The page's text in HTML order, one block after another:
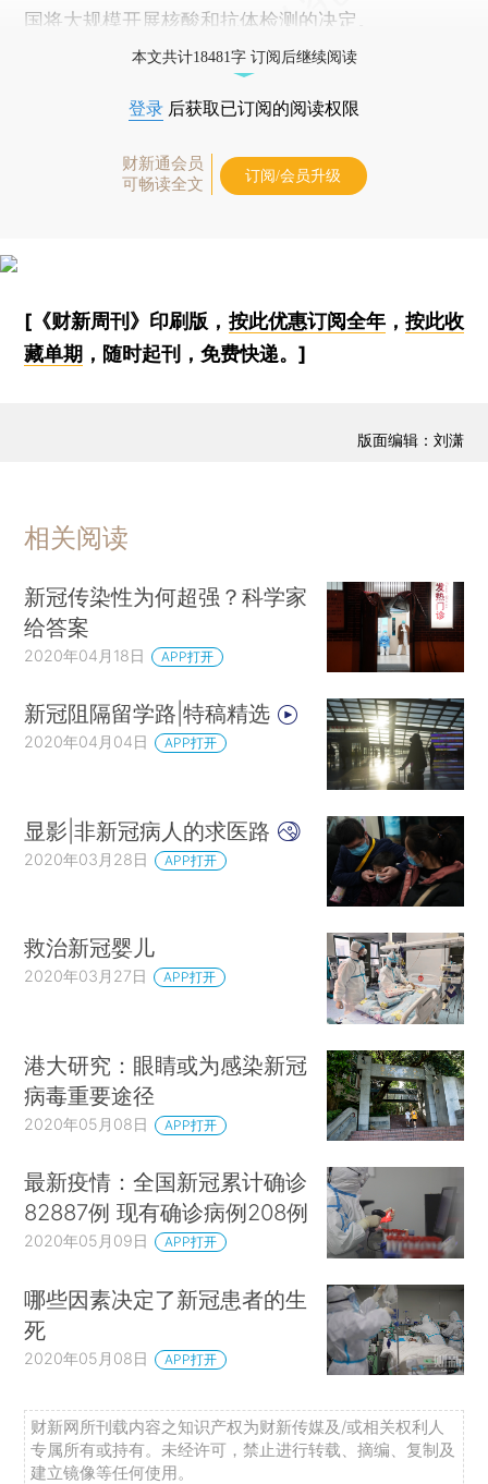
国将大规模开展核酸和抗体检测的决定。
本文共计18481字 订阅后继续阅读
登录 后获取已订阅的阅读权限
财新通会员
可畅读全文
订阅/会员升级
[《财新周刊》印刷版， 按此优惠订阅全年， 按此收
藏单期 ，随时起刊，免费快递。]
版面编辑：刘潇
相关阅读
新冠传染性为何超强？科学家
给答案
2020年04月18日 APP打开
新冠阻隔留学路|特稿精选
2020年04月04日 APP打开
显影|非新冠病人的求医路
2020年03月28日 APP打开
救治新冠婴儿
2020年03月27日 APP打开
港大研究：眼睛或为感染新冠
病毒重要途径
2020年05月08日 APP打开
最新疫情：全国新冠累计确诊
82887例 现有确诊病例208例
2020年05月09日 APP打开
哪些因素决定了新冠患者的生
死
2020年05月08日 APP打开
财新网所刊载内容之知识产权为财新传媒及/或相关权利人
专属所有或持有。未经许可，禁止进行转载、摘编、复制及
建立镜像等任何使用。